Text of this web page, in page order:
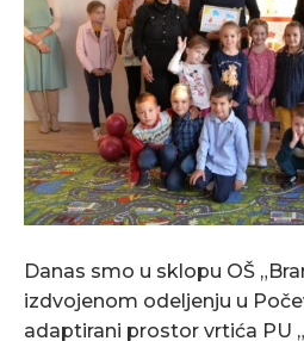
Danas smo u sklopu OŠ
izdvojenom odeljenju u
adaptirani prostor vrtića PU